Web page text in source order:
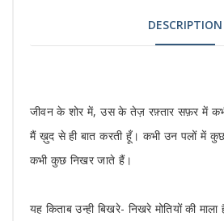
DESCRIPTION
Tab
Article
जीवन के शोर में, उस के तेज़ रफ़्तार सफ़र में
मैं ख़ुद से ही बात करती हूँ। कभी उन पलों में
कभी कुछ निखर जाते हैं।
यह किताब उन्ही बिखरे- निखरे मोतियों की